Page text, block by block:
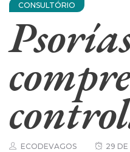
CONSULTÓRIO
ECODEVAGOS 29